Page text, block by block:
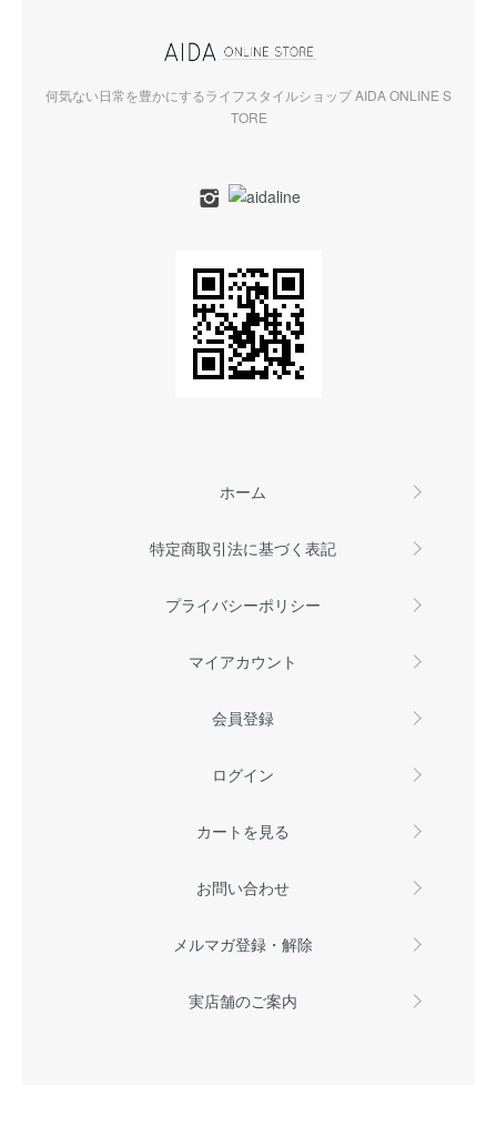
何気ない日常を豊かにするライフスタイルショップ AIDA ONLINE S
TORE
ホーム
特定商取引法に基づく表記
プライバシーポリシー
マイアカウント
会員登録
ログイン
カートを見る
お問い合わせ
メルマガ登録・解除
実店舗のご案内